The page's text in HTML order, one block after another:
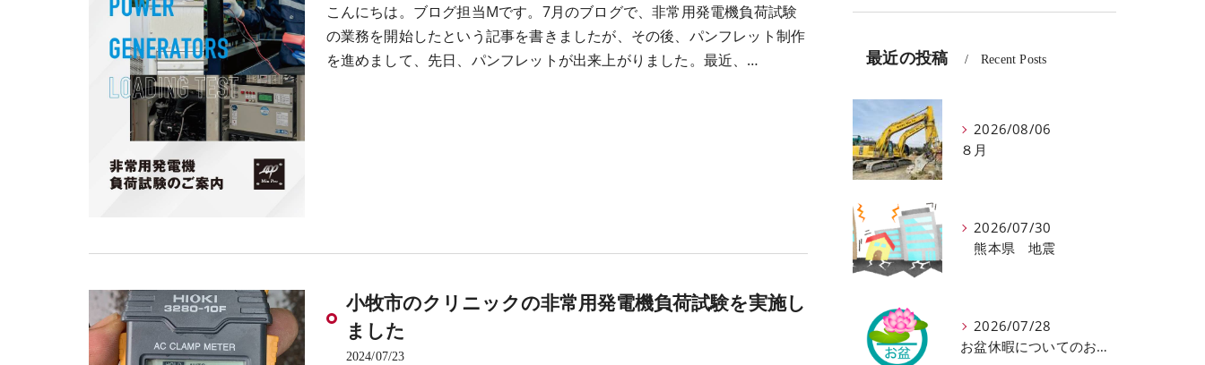
こんにちは。ブログ担当Mです。7月のブログで、非常用発電機負荷試験
の業務を開始したという記事を書きましたが、その後、パンフレット制作
を進めまして、先日、パンフレットが出来上がりました。最近、…
小牧市のクリニックの非常用発電機負荷試験を実施し
ました
2024/07/23
最近の投稿 Recent Posts
2026/08/06
８月
2026/07/30
熊本県 地震
2026/07/28
お盆休暇についてのお知らせです